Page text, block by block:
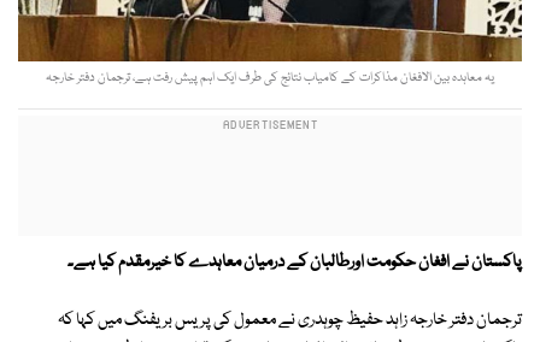
یہ معاہدہ بین الافغان مذاکرات کے کامیاب نتائج کی طرف ایک اہم پیش رفت ہے، ترجمان دفتر خارجہ
پاکستان نے افغان حکومت اورطالبان کے درمیان معاہدے کا خیرمقدم کیا ہے۔
ترجمان دفتر خارجہ زاہد حفیظ چوہدری نے معمول کی پریس بریفنگ میں کہا کہ